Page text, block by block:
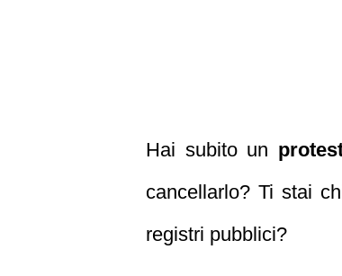
Hai subito un
cancellarlo? Ti stai
registri pubblici?